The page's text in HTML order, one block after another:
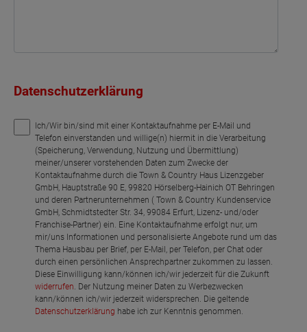
Datenschutzerklärung
Ich/Wir bin/sind mit einer Kontaktaufnahme per E-Mail und
Telefon einverstanden und willige(n) hiermit in die Verarbeitung
(Speicherung, Verwendung, Nutzung und Übermittlung)
meiner/unserer vorstehenden Daten zum Zwecke der
Kontaktaufnahme durch die Town & Country Haus Lizenzgeber
GmbH, Hauptstraße 90 E, 99820 Hörselberg-Hainich OT Behringen
und deren Partnerunternehmen ( Town & Country Kundenservice
GmbH, Schmidtstedter Str. 34, 99084 Erfurt, Lizenz- und/oder
Franchise-Partner) ein. Eine Kontaktaufnahme erfolgt nur, um
mir/uns Informationen und personalisierte Angebote rund um das
Thema Hausbau per Brief, per E-Mail, per Telefon, per Chat oder
durch einen persönlichen Ansprechpartner zukommen zu lassen.
Diese Einwilligung kann/können ich/wir jederzeit für die Zukunft
widerrufen . Der Nutzung meiner Daten zu Werbezwecken
kann/können ich/wir jederzeit widersprechen. Die geltende
Datenschutzerklärung habe ich zur Kenntnis genommen.